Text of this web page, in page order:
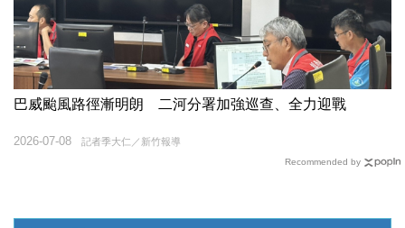
巴威颱風路徑漸明朗 二河分署加強巡查、全力迎戰
記者季大仁／新竹報導
2026-07-08
Recommended by